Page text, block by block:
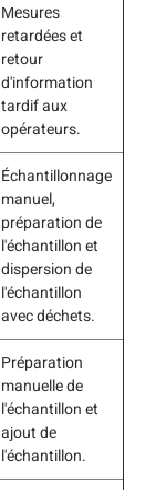
Mesures
retardées et
retour
d'information
tardif aux
opérateurs.
Échantillonnage
manuel,
préparation de
l'échantillon et
dispersion de
l'échantillon
avec déchets.
Préparation
manuelle de
l'échantillon et
ajout de
l'échantillon.